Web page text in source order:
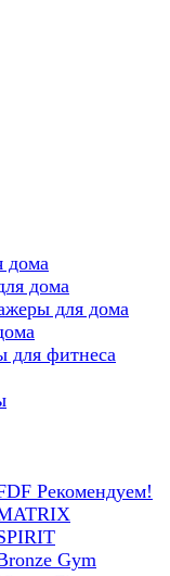
дома
дома
для дома
для фитнеса
Рекомендуем!
Gym